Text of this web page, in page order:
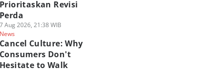
Prioritaskan Revisi
Perda
7 Aug 2026, 21:38 WIB
News
Cancel Culture: Why
Consumers Don't
Hesitate to Walk